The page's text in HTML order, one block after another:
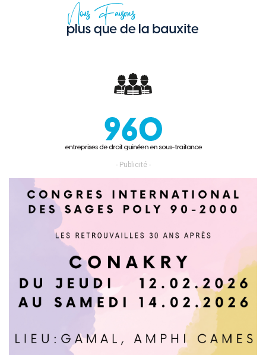
- Publicité -